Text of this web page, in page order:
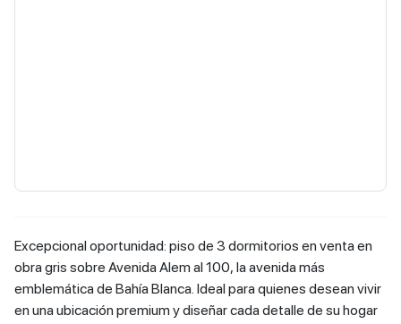
Excepcional oportunidad: piso de 3 dormitorios en venta en
obra gris sobre Avenida Alem al 100, la avenida más
emblemática de Bahía Blanca. Ideal para quienes desean vivir
en una ubicación premium y diseñar cada detalle de su hogar